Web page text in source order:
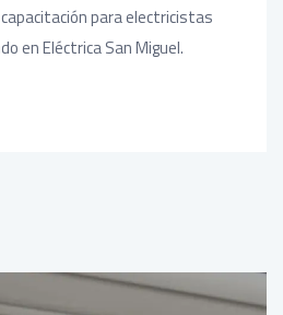
para electricistas
en Eléctrica San Miguel.